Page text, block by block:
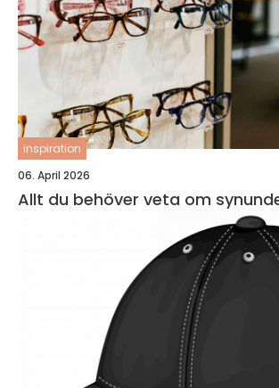
inspiration
06. April 2026
Allt du behöver veta om